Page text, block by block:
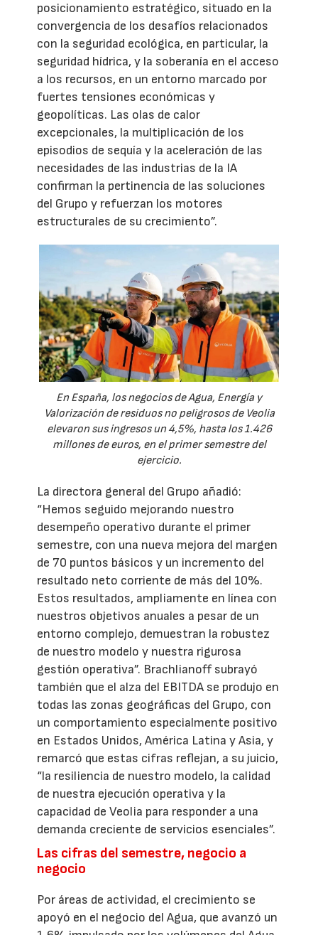
posicionamiento estratégico, situado en la
convergencia de los desafíos relacionados
con la seguridad ecológica, en particular, la
seguridad hídrica, y la soberanía en el acceso
a los recursos, en un entorno marcado por
fuertes tensiones económicas y
geopolíticas. Las olas de calor
excepcionales, la multiplicación de los
episodios de sequía y la aceleración de las
necesidades de las industrias de la IA
confirman la pertinencia de las soluciones
del Grupo y refuerzan los motores
estructurales de su crecimiento”.
En España, los negocios de Agua, Energía y
Valorización de residuos no peligrosos de Veolia
elevaron sus ingresos un 4,5%, hasta los 1.426
millones de euros, en el primer semestre del
ejercicio.
La directora general del Grupo añadió:
“Hemos seguido mejorando nuestro
desempeño operativo durante el primer
semestre, con una nueva mejora del margen
de 70 puntos básicos y un incremento del
resultado neto corriente de más del 10%.
Estos resultados, ampliamente en línea con
nuestros objetivos anuales a pesar de un
entorno complejo, demuestran la robustez
de nuestro modelo y nuestra rigurosa
gestión operativa”. Brachlianoff subrayó
también que el alza del EBITDA se produjo en
todas las zonas geográficas del Grupo, con
un comportamiento especialmente positivo
en Estados Unidos, América Latina y Asia, y
remarcó que estas cifras reflejan, a su juicio,
“la resiliencia de nuestro modelo, la calidad
de nuestra ejecución operativa y la
capacidad de Veolia para responder a una
demanda creciente de servicios esenciales”.
Las cifras del semestre, negocio a
negocio
Por áreas de actividad, el crecimiento se
apoyó en el negocio del Agua, que avanzó un